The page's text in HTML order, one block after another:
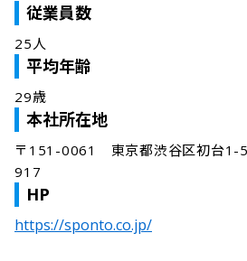
従業員数
25人
平均年齢
29歳
本社所在地
〒151-0061　東京都渋谷区初台1-
917
HP
https://sponto.co.jp/